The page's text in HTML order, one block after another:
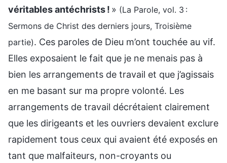
véritables antéchrists ! » (La Parole, vol. 3 :
Sermons de Christ des derniers jours, Troisième
partie). Ces paroles de Dieu m’ont touchée au vif.
Elles exposaient le fait que je ne menais pas à
bien les arrangements de travail et que j’agissais
en me basant sur ma propre volonté. Les
arrangements de travail décrétaient clairement
que les dirigeants et les ouvriers devaient exclure
rapidement tous ceux qui avaient été exposés en
tant que malfaiteurs, non-croyants ou